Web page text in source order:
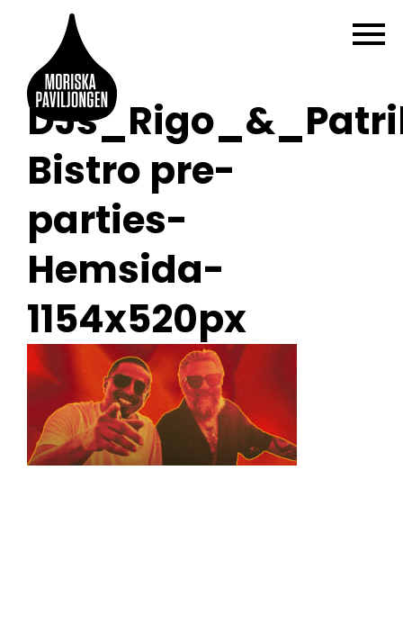
Bistro pre-
parties-
Hemsida-
1154x520px